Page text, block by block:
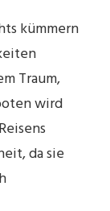
kümmern
Traum,
wird
da sie